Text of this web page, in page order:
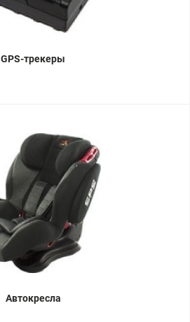
GPS-трекеры
Автокресла